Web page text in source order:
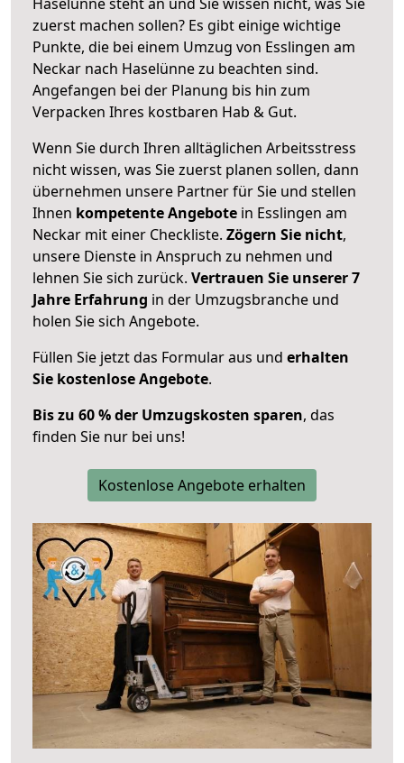
zuerst machen sollen? Es gibt einige wichtige
Punkte, die bei einem Umzug von Esslingen am
Neckar nach Haselünne zu beachten sind.
Angefangen bei der Planung bis hin zum
Verpacken Ihres kostbaren Hab & Gut.
Wenn Sie durch Ihren alltäglichen Arbeitsstress
nicht wissen, was Sie zuerst planen sollen, dann
übernehmen unsere Partner für Sie und stellen
Ihnen kompetente Angebote in Esslingen am
Neckar mit einer Checkliste. Zögern Sie nicht,
unsere Dienste in Anspruch zu nehmen und
lehnen Sie sich zurück. Vertrauen Sie unserer 7
Jahre Erfahrung in der Umzugsbranche und
holen Sie sich Angebote.
Füllen Sie jetzt das Formular aus und erhalten
Sie kostenlose Angebote.
Bis zu 60 % der Umzugskosten sparen, das
finden Sie nur bei uns!
Kostenlose Angebote erhalten